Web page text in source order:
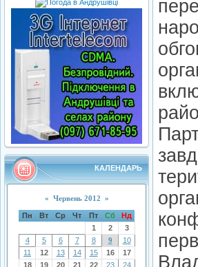
КАЛЕНДАРЬ
« Червень 2012 »
Пн Вт Ср Чт Пт Сб
Нд
1
2
3
4
5 6 7 8 9
10
11
12 13 14 15 16
17
18
19 20 21 22 23
24